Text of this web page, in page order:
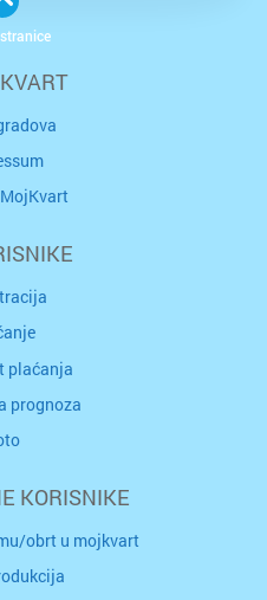
plaćanja
prognoza
KORISNIKE
obrt u mojkvart